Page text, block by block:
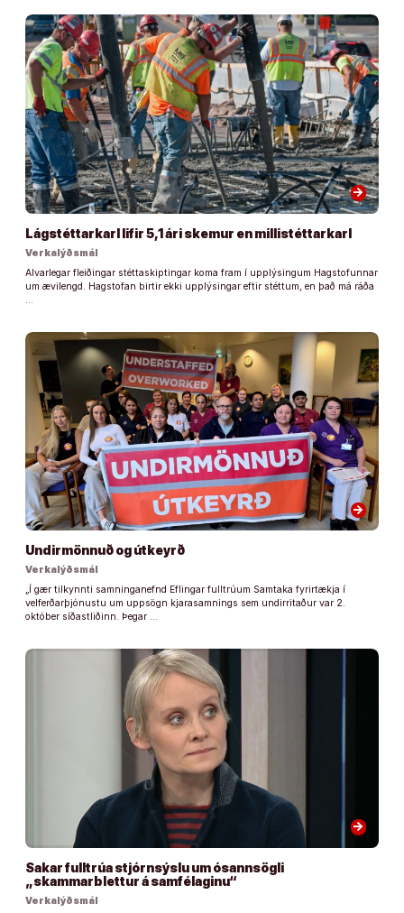
arrow_forward
Lágstéttarkarl lifir 5,1 ári skemur en millistéttarkarl
Verkalýðsmál
Alvarlegar fleiðingar stéttaskiptingar koma fram í upplýsingum Hagstofunnar
um ævilengd. Hagstofan birtir ekki upplýsingar eftir stéttum, en það má ráða
arrow_forward
Undirmönnuð og útkeyrð
Verkalýðsmál
„Í gær tilkynnti samninganefnd Eflingar fulltrúum Samtaka fyrirtækja í
velferðarþjónustu um uppsögn kjarasamnings sem undirritaður var 2.
október síðastliðinn. Þegar …
arrow_forward
Sakar fulltrúa stjórnsýslu um ósannsögli
„skammarblettur á samfélaginu“
Verkalýðsmál